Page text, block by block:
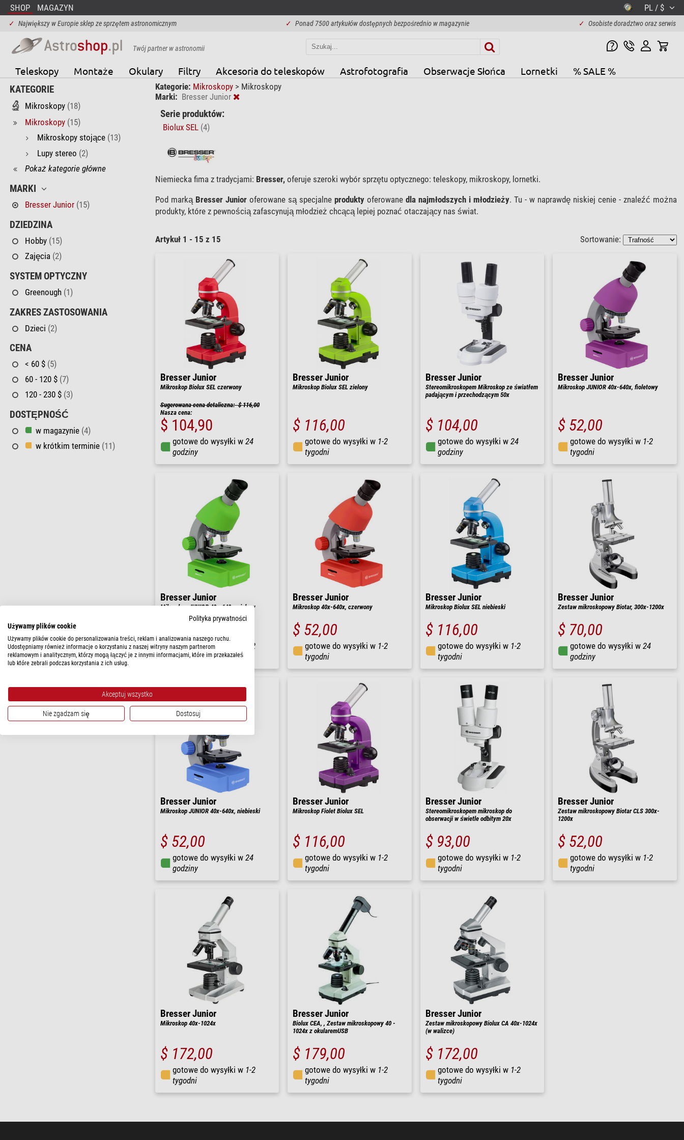
SHOP MAGAZYN PL / $
✓ Największy w Europie sklep ze sprzętem astronomicznym ✓ Ponad 7500 artykułów dostępnych bezpośrednio w magazynie ✓ Osobiste doradztwo oraz serwis
Twój partner w astronomii
Teleskopy Montaże Okulary Filtry Akcesoria do teleskopów Astrofotografia Obserwacje Słońca Lornetki % SALE %
KATEGORIE
Mikroskopy (18)
Mikroskopy (15)
Mikroskopy stojące (13)
Lupy stereo (2)
Pokaż kategorie główne
MARKI
Bresser Junior (15)
DZIEDZINA
Hobby (15)
Zajęcia (2)
SYSTEM OPTYCZNY
Greenough (1)
ZAKRES ZASTOSOWANIA
Dzieci (2)
CENA
< 60 $ (5)
60 - 120 $ (7)
120 - 230 $ (3)
DOSTĘPNOŚĆ
w magazynie (4)
w krótkim terminie (11)
Kategorie: Mikroskopy > Mikroskopy
Marki: Bresser Junior
Serie produktów:
Biolux SEL (4)
Niemiecka fima z tradycjami: Bresser, oferuje szeroki wybór sprzętu optycznego: teleskopy, mikroskopy, lornetki.
Pod marką Bresser Junioroferowane są specjalne produktyoferowane dla najmłodszych i młodzieży. Tu - w naprawdę niskiej cenie - znaleźć można
produkty, które z pewnością zafascynują młodzież chcącą lepiej poznać otaczający nas świat.
Artykuł 1 - 15 z 15 Sortowanie:
Bresser Junior
Mikroskop Biolux SEL czerwony
Sugerowana cena detaliczna: $ 116,00
Nasza cena:
$ 104,90
gotowe do wysyłki w 24
godziny
Bresser Junior
Mikroskop Biolux SEL zielony
$ 116,00
gotowe do wysyłki w 1-2
tygodni
Bresser Junior
Stereomikroskopem Mikroskop ze światłem
padającym i przechodzącym 50x
$ 104,00
gotowe do wysyłki w 24
godziny
Bresser Junior
Mikroskop JUNIOR 40x-640x, fioletowy
$ 52,00
gotowe do wysyłki w 1-2
tygodni
Bresser Junior
Mikroskop JUNIOR 40x-640x, zielony
gotowe do wysyłki w
1-2
tygodni
Bresser Junior
Mikroskop 40x-640x, czerwony
$ 52,00
gotowe do wysyłki w 1-2
tygodni
Bresser Junior
Mikroskop Biolux SEL niebieski
$ 116,00
gotowe do wysyłki w 1-2
tygodni
Bresser Junior
Zestaw mikroskopowy Biotar, 300x-1200x
$ 70,00
gotowe do wysyłki w 24
godziny
Bresser Junior
Mikroskop JUNIOR 40x-640x, niebieski
$ 52,00
gotowe do wysyłki w 24
godziny
Bresser Junior
Mikroskop Fiolet Biolux SEL
$ 116,00
gotowe do wysyłki w 1-2
tygodni
Bresser Junior
Stereomikroskopem mikroskop do
obserwacji w świetle odbitym 20x
$ 93,00
gotowe do wysyłki w 1-2
tygodni
Bresser Junior
Zestaw mikroskopowy Biotar CLS 300x-
1200x
$ 52,00
gotowe do wysyłki w 1-2
tygodni
Bresser Junior
Mikroskop 40x-1024x
$ 172,00
gotowe do wysyłki w 1-2
tygodni
Bresser Junior
Biolux CEA, , Zestaw mikroskopowy 40 -
1024x z okularemUSB
$ 179,00
gotowe do wysyłki w 1-2
tygodni
Bresser Junior
Zestaw mikroskopowy Biolux CA 40x-1024x
(w walizce)
$ 172,00
gotowe do wysyłki w 1-2
tygodni
Polityka prywatności
Używamy plików cookie
Używamy plików cookie do personalizowania treści, reklam i analizowania naszego ruchu.
Udostępniamy również informacje o korzystaniu z naszej witryny naszym partnerom
reklamowym i analitycznym, którzy mogą łączyć je z innymi informacjami, które im przekazałeś
lub które zebrali podczas korzystania z ich usług.
Akceptuj wszystko
Nie zgadzam się Dostosuj